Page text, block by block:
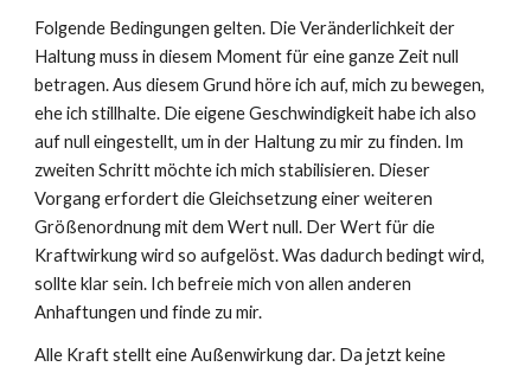
Folgende Bedingungen gelten. Die Veränderlichkeit der
Haltung muss in diesem Moment für eine ganze Zeit null
betragen. Aus diesem Grund höre ich auf, mich zu bewegen,
ehe ich stillhalte. Die eigene Geschwindigkeit habe ich also
auf null eingestellt, um in der Haltung zu mir zu finden. Im
zweiten Schritt möchte ich mich stabilisieren. Dieser
Vorgang erfordert die Gleichsetzung einer weiteren
Größenordnung mit dem Wert null. Der Wert für die
Kraftwirkung wird so aufgelöst. Was dadurch bedingt wird,
sollte klar sein. Ich befreie mich von allen anderen
Anhaftungen und finde zu mir.
Alle Kraft stellt eine Außenwirkung dar. Da jetzt keine